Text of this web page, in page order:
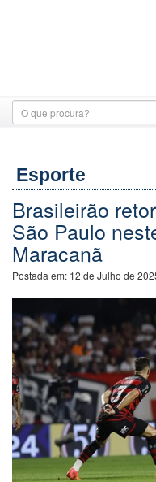
Esporte
Brasileirão
São Paulo
Maracanã
Postada em: 12 de Julho de